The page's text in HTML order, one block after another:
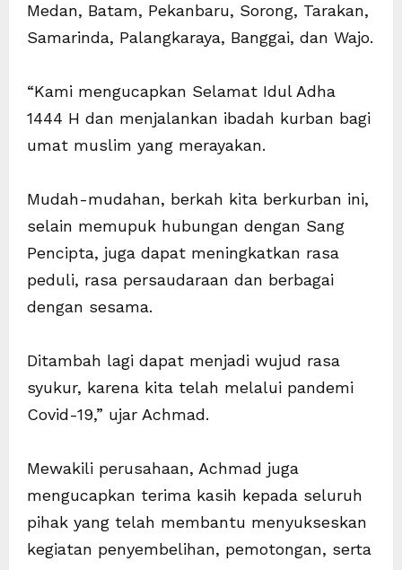
Medan, Batam, Pekanbaru, Sorong, Tarakan,
Samarinda, Palangkaraya, Banggai, dan Wajo.
“Kami mengucapkan Selamat Idul Adha
1444 H dan menjalankan ibadah kurban bagi
umat muslim yang merayakan.
Mudah-mudahan, berkah kita berkurban ini,
selain memupuk hubungan dengan Sang
Pencipta, juga dapat meningkatkan rasa
peduli, rasa persaudaraan dan berbagai
dengan sesama.
Ditambah lagi dapat menjadi wujud rasa
syukur, karena kita telah melalui pandemi
Covid-19,” ujar Achmad.
Mewakili perusahaan, Achmad juga
mengucapkan terima kasih kepada seluruh
pihak yang telah membantu menyukseskan
kegiatan penyembelihan, pemotongan, serta